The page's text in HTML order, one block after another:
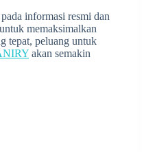
informasi resmi dan
memaksimalkan
tepat, peluang untuk
akan semakin